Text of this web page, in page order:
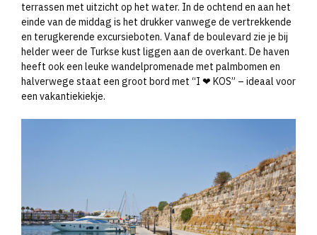
terrassen met uitzicht op het water. In de ochtend en aan het
einde van de middag is het drukker vanwege de vertrekkende
en terugkerende excursieboten. Vanaf de boulevard zie je bij
helder weer de Turkse kust liggen aan de overkant. De haven
heeft ook een leuke wandelpromenade met palmbomen en
halverwege staat een groot bord met “I ❤ KOS” – ideaal voor
een vakantiekiekje.